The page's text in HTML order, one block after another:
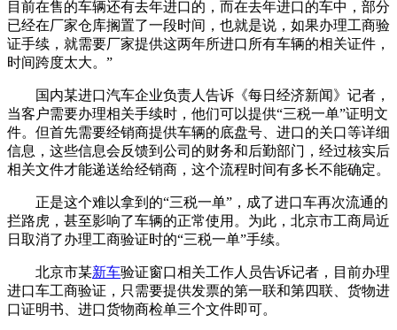
目前在售的车辆还有去年进口的，而在去年进口的车中，部分
已经在厂家仓库搁置了一段时间，也就是说，如果办理工商验
证手续，就需要厂家提供这两年所进口所有车辆的相关证件，
时间跨度太大。”
国内某进口汽车企业负责人告诉《每日经济新闻》记者，
当客户需要办理相关手续时，他们可以提供“三税一单”证明文
件。但首先需要经销商提供车辆的底盘号、进口的关口等详细
信息，这些信息会反馈到公司的财务和后勤部门，经过核实后
相关文件才能递送给经销商，这个流程时间有多长不能确定。
正是这个难以拿到的“三税一单”，成了进口车再次流通的
拦路虎，甚至影响了车辆的正常使用。为此，北京市工商局近
日取消了办理工商验证时的“三税一单”手续。
北京市某新车验证窗口相关工作人员告诉记者，目前办理
进口车工商验证，只需要提供发票的第一联和第四联、货物进
口证明书、进口货物商检单三个文件即可。